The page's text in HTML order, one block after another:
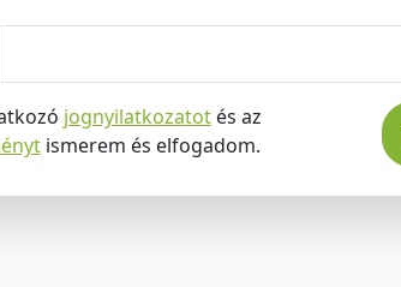
jognyilatkozatotés az
ismerem és elfogadom.